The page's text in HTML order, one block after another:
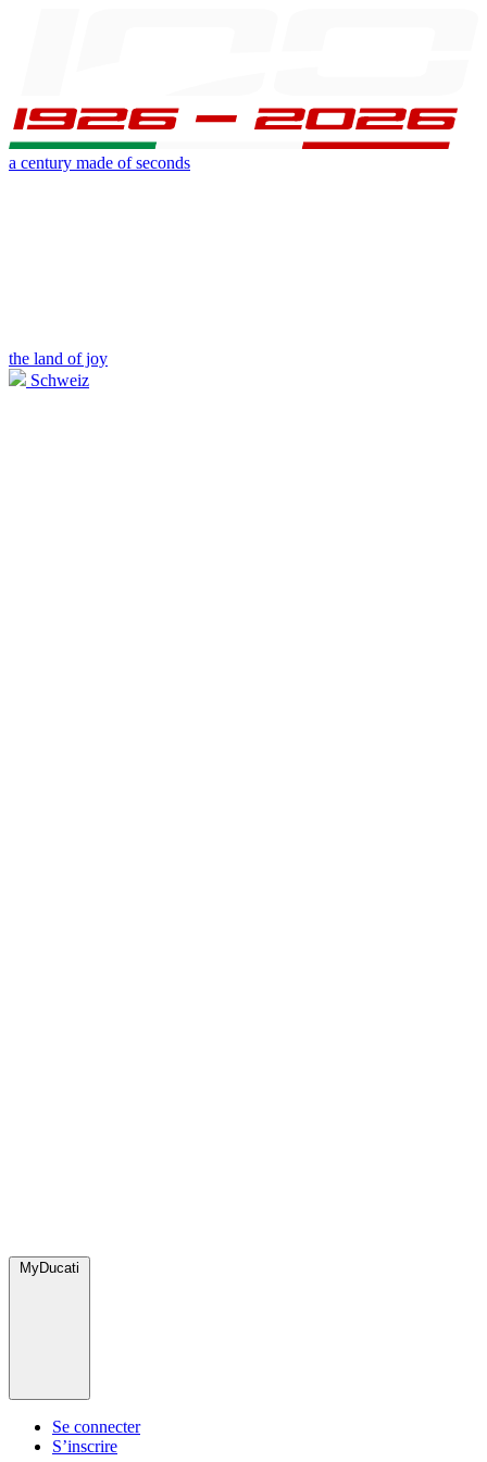
a century made of seconds
the land of joy
Schweiz
MyDucati
Se connecter
S’inscrire